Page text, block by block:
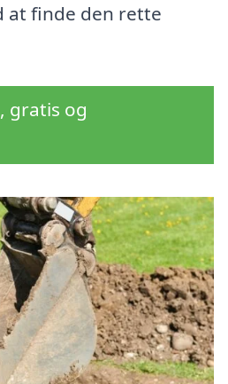
at finde den rette
gratis og